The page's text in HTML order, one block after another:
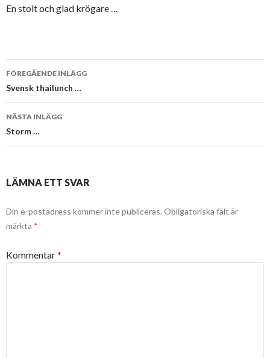
En stolt och glad krögare …
Inläggsnavigering
FÖREGÅENDE INLÄGG
Svensk thailunch …
NÄSTA INLÄGG
Storm …
LÄMNA ETT SVAR
Din e-postadress kommer inte publiceras. Obligatoriska fält är
märkta *
Kommentar*